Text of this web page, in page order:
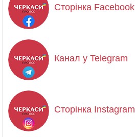
Сторінка Facebook
Канал у Telegram
Сторінка Instagram